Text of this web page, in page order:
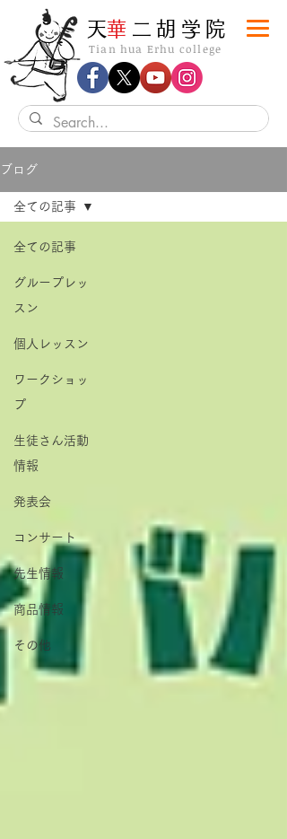
Tian hua Erhu college
​天華 二胡学院
ブログ
全ての記事
グループレッ
スン
個人レッスン
ワークショッ
プ
生徒さん活動
情報
発表会
コンサート
先生情報
商品情報
その他
全ての記事